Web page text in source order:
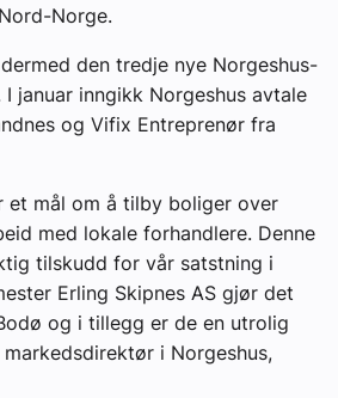
Norge.
den tredje nye Norgeshus-
januar inngikk Norgeshus avtale
og Vifix Entreprenør fra
et mål om å tilby boliger over
med lokale forhandlere. Denne
tilskudd for vår satstning i
Erling Skipnes AS gjør det
og i tillegg er de en utrolig
i Norgeshus,